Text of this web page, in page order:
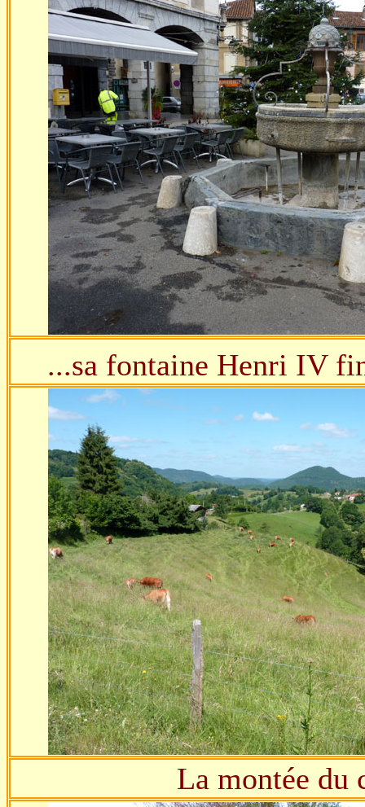
...sa fontaine Henri IV
La montée du